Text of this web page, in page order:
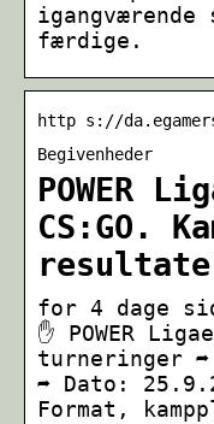
færdige.
http s://
Begivenheder
POWER
CS:GO.
for 4 dage
✋ POWER
turneringer ➦
➦ Dato:
Format,